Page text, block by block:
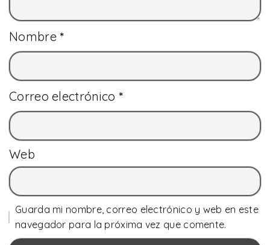
Nombre*
Correo electrónico *
Web
Guarda mi nombre, correo electrónico y web en este
navegador para la próxima vez que comente.